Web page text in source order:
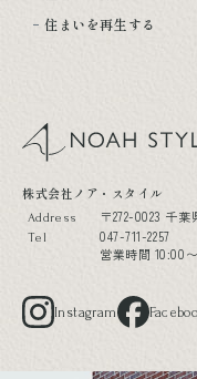
住まいを再生する
noah style
株式会社ノア・スタイル
Address 〒272-0023 千
Tel
047-711-2257
営業時間 10:00
Instagram